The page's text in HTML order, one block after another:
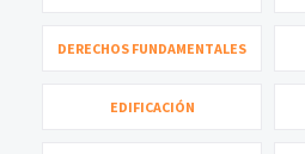
DERECHOS FUNDAMENTALES
EDIFICACIÓN